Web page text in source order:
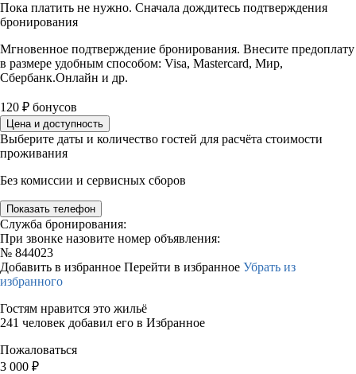
Пока платить не нужно. Сначала дождитесь подтверждения
бронирования
Мгновенное подтверждение бронирования. Внесите предоплату
в размере удобным способом: Visa, Mastercard, Мир,
Сбербанк.Онлайн и др.
120 ₽ бонусов
Цена и доступность
Выберите даты и количество гостей для расчёта стоимости
проживания
Без комиссии и сервисных сборов
Показать телефон
Служба бронирования:
При звонке назовите номер объявления:
№ 844023
Добавить в избранное Перейти в избранное Убрать из
избранного
Гостям нравится это жильё
241 человек добавил его в Избранное
Пожаловаться
3 000 ₽